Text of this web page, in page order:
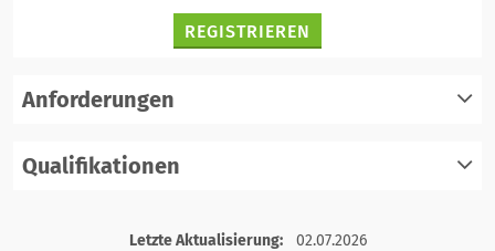
REGISTRIEREN
Anforderungen
Qualifikationen
registrieren
Letzte Aktualisierung: 02.07.2026